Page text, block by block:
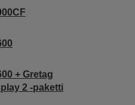
+ Gretag
2 -paketti